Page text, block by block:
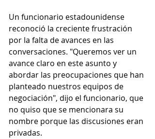
Un funcionario estadounidense
reconoció la creciente frustración
por la falta de avances en las
conversaciones. "Queremos ver un
avance claro en este asunto y
abordar las preocupaciones que han
planteado nuestros equipos de
negociación", dijo el funcionario, que
no quiso que se mencionara su
nombre porque las discusiones eran
privadas.